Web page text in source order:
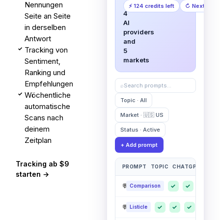
Nennungen
Seite an Seite
in derselben
Antwort
✓ Tracking von
Sentiment,
Ranking und
Empfehlungen
✓ Wöchentliche
automatische
Scans nach
deinem
Zeitplan
Tracking ab $9
starten →
across
4
AI
providers
and
5
markets
⚡ 124 credits left ↻ Next run
⌕Search prompts…
Topic · All
Market · 🇺🇸 US
Status · Active
+ Add prompt
PROMPT TOPIC CHATGPT
💬 Best CRM for small
Comparison ✓ ✓
💬 Top AI analytics platforms 2026
Listicle ✓ ✓ ✓